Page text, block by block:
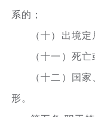
系的；
（十）出境定
（十一）死
（十二）国
形。